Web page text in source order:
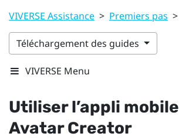
VIVERSE Assistance > Premiers pas >
Téléchargement des guides
VIVERSE Menu
Utiliser l’appli mobile
Avatar Creator